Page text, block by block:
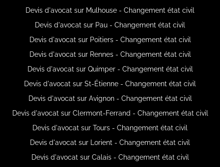
Devis d'avocat sur Mulhouse - Changement état civil
Devis d'avocat sur Pau - Changement état civil
Devis d'avocat sur Poitiers - Changement état civil
Devis d'avocat sur Rennes - Changement état civil
Devis d'avocat sur Quimper - Changement état civil
Devis d'avocat sur St-Étienne - Changement état civil
Devis d'avocat sur Avignon - Changement état civil
Devis d'avocat sur Clermont-Ferrand - Changement état civil
Devis d'avocat sur Tours - Changement état civil
Devis d'avocat sur Lorient - Changement état civil
Devis d'avocat sur Calais - Changement état civil